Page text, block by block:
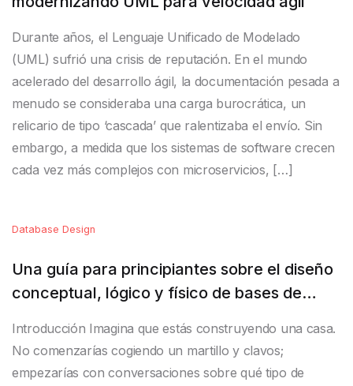
Durante años, el Lenguaje Unificado de Modelado
(UML) sufrió una crisis de reputación. En el mundo
acelerado del desarrollo ágil, la documentación pesada a
menudo se consideraba una carga burocrática, un
relicario de tipo ‘cascada’ que ralentizaba el envío. Sin
embargo, a medida que los sistemas de software crecen
cada vez más complejos con microservicios, […]
Database Design
Una guía para principiantes sobre el diseño
conceptual, lógico y físico de bases de
Introducción Imagina que estás construyendo una casa.
No comenzarías cogiendo un martillo y clavos;
empezarías con conversaciones sobre qué tipo de